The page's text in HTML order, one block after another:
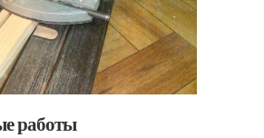
работы